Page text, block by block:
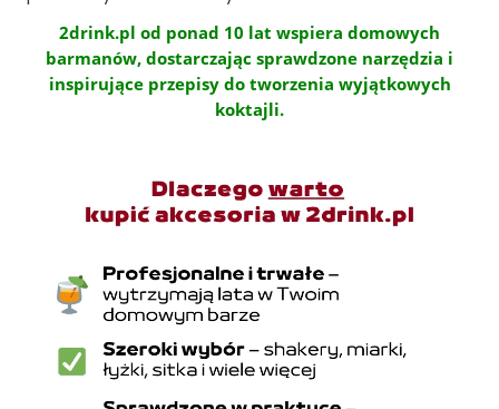
2drink.pl od ponad 10 lat wspiera domowych
barmanów, dostarczając sprawdzone narzędzia i
inspirujące przepisy do tworzenia wyjątkowych
koktajli.